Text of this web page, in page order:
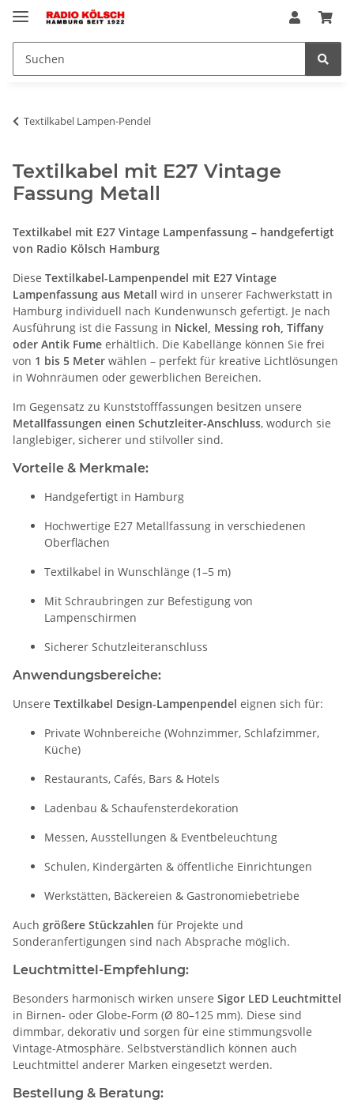
Textilkabel Lampen-Pendel
Textilkabel mit E27 Vintage
Fassung Metall
Textilkabel mit E27 Vintage Lampenfassung – handgefertigt
von Radio Kölsch Hamburg
Diese Textilkabel-Lampenpendel mit E27 Vintage
Lampenfassung aus Metall wird in unserer Fachwerkstatt in
Hamburg individuell nach Kundenwunsch gefertigt. Je nach
Ausführung ist die Fassung in Nickel, Messing roh, Tiffany
oder Antik Fume erhältlich. Die Kabellänge können Sie frei
von 1 bis 5 Meter wählen – perfekt für kreative Lichtlösungen
in Wohnräumen oder gewerblichen Bereichen.
Im Gegensatz zu Kunststofffassungen besitzen unsere
Metallfassungen einen Schutzleiter-Anschluss, wodurch sie
langlebiger, sicherer und stilvoller sind.
Vorteile & Merkmale:
Handgefertigt in Hamburg
Hochwertige E27 Metallfassung in verschiedenen
Oberflächen
Textilkabel in Wunschlänge (1–5 m)
Mit Schraubringen zur Befestigung von
Lampenschirmen
Sicherer Schutzleiteranschluss
Anwendungsbereiche:
Unsere Textilkabel Design-Lampenpendel eignen sich für:
Private Wohnbereiche (Wohnzimmer, Schlafzimmer,
Küche)
Restaurants, Cafés, Bars & Hotels
Ladenbau & Schaufensterdekoration
Messen, Ausstellungen & Eventbeleuchtung
Schulen, Kindergärten & öffentliche Einrichtungen
Werkstätten, Bäckereien & Gastronomiebetriebe
Auch größere Stückzahlen für Projekte und
Sonderanfertigungen sind nach Absprache möglich.
Leuchtmittel-Empfehlung:
Besonders harmonisch wirken unsere Sigor LED Leuchtmittel
in Birnen- oder Globe-Form (Ø 80–125 mm). Diese sind
dimmbar, dekorativ und sorgen für eine stimmungsvolle
Vintage-Atmosphäre. Selbstverständlich können auch
Leuchtmittel anderer Marken eingesetzt werden.
Bestellung & Beratung: